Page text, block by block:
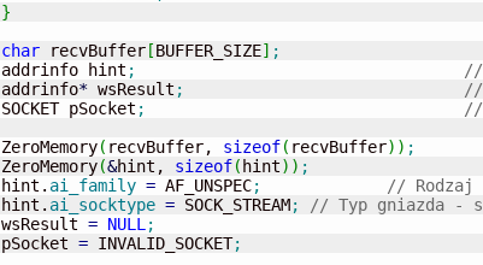
}
char recvBuffer[BUFFER_SIZE] ;
	addrinfo hint
;
//
	addrinfo
* wsResult ;
//
	SOCKET pSocket
;
//
	ZeroMemory
( recvBuffer, sizeof( recvBuffer) ) ;
	ZeroMemory
(&hint, sizeof(hint) ) ;
	hint.
ai_family = AF_UNSPEC;
// Rodzaj
	hint.
ai_socktype = SOCK_STREAM;
// Typ gniazda -
	wsResult
= NULL ;
	pSocket
= INVALID_SOCKET;